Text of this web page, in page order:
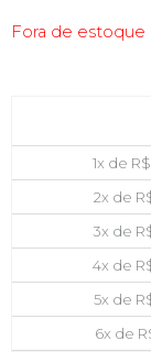
Fora de estoque
1x de R$
2x de
3x de
4x de
5x de
6x de